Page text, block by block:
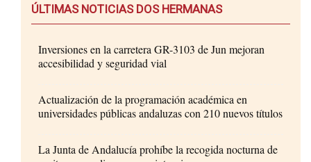
ÚLTIMAS NOTICIAS DOS HERMANAS
Inversiones en la carretera GR-3103 de Jun mejoran
accesibilidad y seguridad vial
Actualización de la programación académica en
universidades públicas andaluzas con 210 nuevos títulos
La Junta de Andalucía prohíbe la recogida nocturna de